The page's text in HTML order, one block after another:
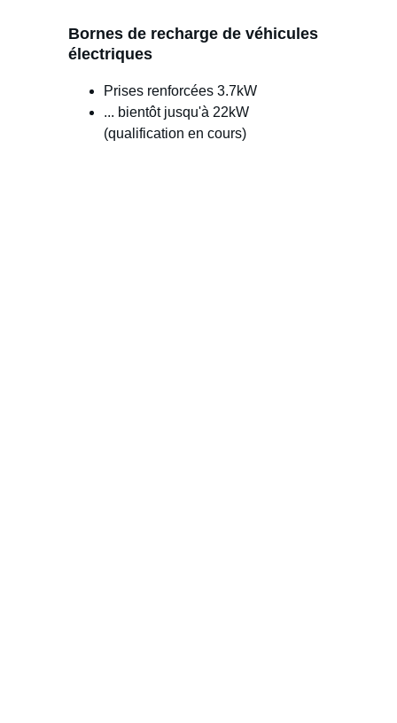
Bornes de recharge de véhicules
électriques
Prises renforcées 3.7kW
... bientôt jusqu'à 22kW
(qualification en cours)